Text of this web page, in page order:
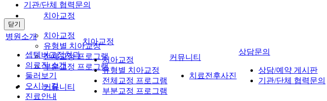
치아교정
치아교정
유형별 치아교정
전체교정 프로그램
부분교정 프로그램
커뮤니티
기관/단체 협력문의
닫기
병원소개
셉템버교정치과
의료진 소개
둘러보기
오시는 길
진료안내
치아교정
치아교정
유형별 치아교정
전체교정 프로그램
부분교정 프로그램
커뮤니티
치료전후사진
상담문의
상담/예약 게시판
기관/단체 협력문의